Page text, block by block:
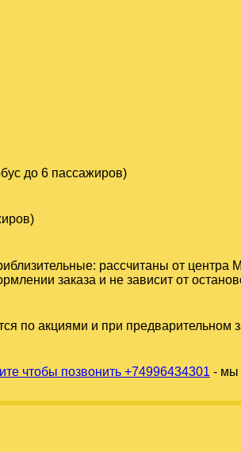
до 6 пассажиров)
рассчитаны от
заказа и не зависит от
по акциями и при предварительном
чтобы позвонить +74996434301 - мы